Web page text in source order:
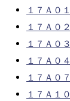
１７Ａ０１
１７Ａ０２
１７Ａ０３
１７Ａ０４
１７Ａ０７
１７Ａ１０